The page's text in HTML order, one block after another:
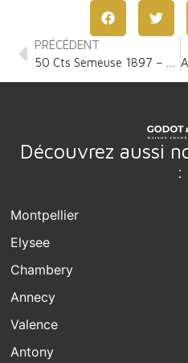
PRÉCÉDENT
Découvrez aussi
:
Montpellier
Elysee
Chambery
Annecy
Valence
Antony